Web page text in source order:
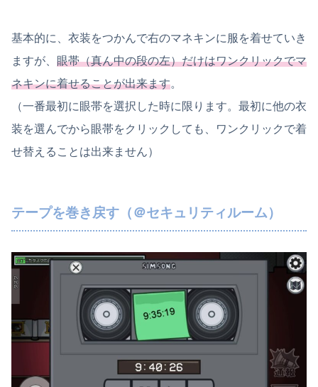
基本的に、衣装をつかんで右のマネキンに服を着せていき
ますが、 眼帯（真ん中の段の左）だけはワンクリックでマ
ネキンに着せることが出来ます。
（一番最初に眼帯を選択した時に限ります。最初に他の衣
装を選んでから眼帯をクリックしても、ワンクリックで着
せ替えることは出来ません）
テープを巻き戻す（＠セキュリティルーム）